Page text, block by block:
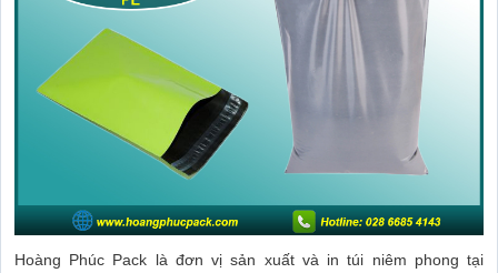
Hoàng Phúc Pack là đơn vị sản xuất và in túi niêm phong tại